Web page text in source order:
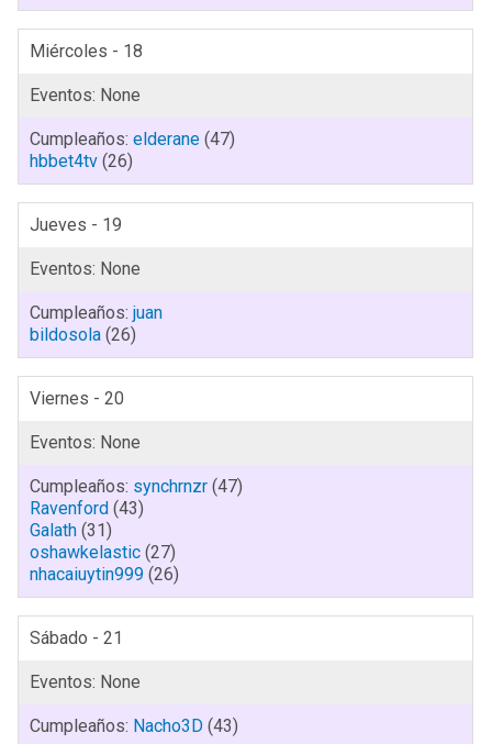
Miércoles - 18
elderane (47)
hbbet4tv (26)
Jueves - 19
juan
bildosola (26)
Viernes - 20
synchrnzr (47)
Ravenford (43)
Galath (31)
oshawkelastic (27)
nhacaiuytin999 (26)
Sábado - 21
Nacho3D (43)